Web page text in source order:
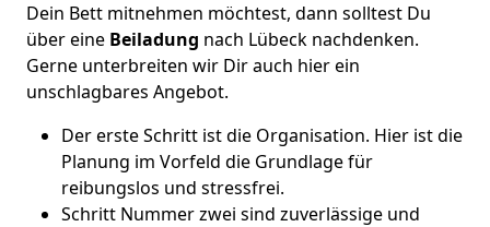
Dein Bett mitnehmen möchtest, dann solltest Du
über eine Beiladung nach Lübeck nachdenken.
Gerne unterbreiten wir Dir auch hier ein
unschlagbares Angebot.
Der erste Schritt ist die Organisation. Hier ist die
Planung im Vorfeld die Grundlage für
reibungslos und stressfrei.
Schritt Nummer zwei sind zuverlässige und